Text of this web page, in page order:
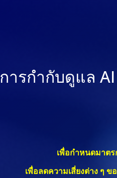
การกำกับดูแล
เพื่อกำหนดมาต
เพื่อลดความเสี่ยงต่าง ๆ